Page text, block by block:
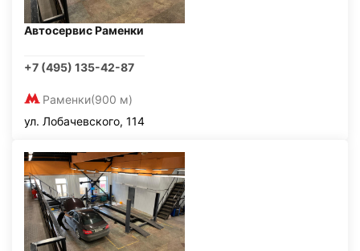
Автосервис Раменки
+7 (495) 135-42-87
Раменки(900 м)
ул. Лобачевского, 114